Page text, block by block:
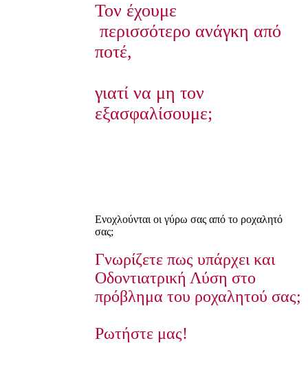
Τον έχουμε
περισσότερο ανάγκη από
ποτέ,
γιατί να μη τον
εξασφαλίσουμε;
Ενοχλούνται οι γύρω σας από το ροχαλητό
σας;
Γνωρίζετε πως υπάρχει και
Οδοντιατρική Λύση στο
πρόβλημα του ροχαλητού σας;
Ρωτήστε μας!